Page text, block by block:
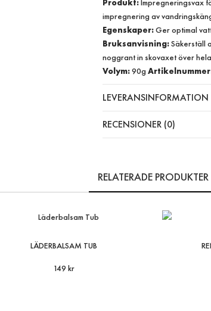
Produkt:Impregneringsvax
impregnering av
Egenskaper:Ger optimal
Bruksanvisning:Säkerställ
noggrant in skovaxet över
Volym:90g
LEVERANSINFORMATION
RECENSIONER (0)
RELATERADE PRODUKTER
LÄDERBALSAM TUB
149 kr